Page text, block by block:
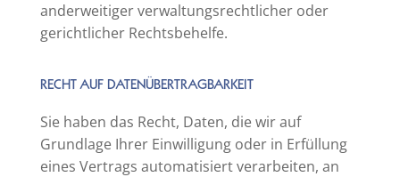
anderweitiger verwaltungsrechtlicher oder
gerichtlicher Rechtsbehelfe.
RECHT AUF DATENÜBERTRAGBARKEIT
Sie haben das Recht, Daten, die wir auf
Grundlage Ihrer Einwilligung oder in Erfüllung
eines Vertrags automatisiert verarbeiten, an